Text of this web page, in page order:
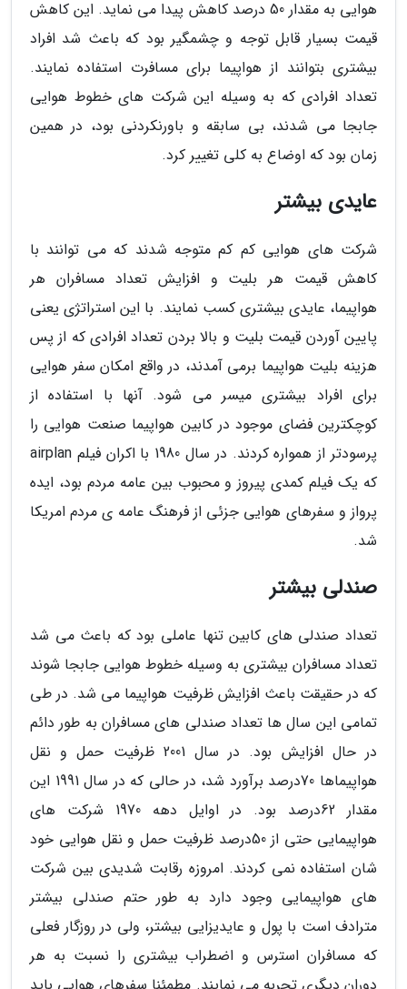
هوایی به مقدار 50 درصد کاهش پیدا می نماید. این کاهش
قیمت بسیار قابل توجه و چشمگیر بود که باعث شد افراد
بیشتری بتوانند از هواپیما برای مسافرت استفاده نمایند.
تعداد افرادی که به وسیله این شرکت های خطوط هوایی
جابجا می شدند، بی سابقه و باورنکردنی بود، در همین
زمان بود که اوضاع به کلی تغییر کرد.
عایدی بیشتر
شرکت های هوایی کم کم متوجه شدند که می توانند با
کاهش قیمت هر بلیت و افزایش تعداد مسافران هر
هواپیما، عایدی بیشتری کسب نمایند. با این استراتژی یعنی
پایین آوردن قیمت بلیت و بالا بردن تعداد افرادی که از پس
هزینه بلیت هواپیما برمی آمدند، در واقع امکان سفر هوایی
برای افراد بیشتری میسر می شود. آنها با استفاده از
کوچکترین فضای موجود در کابین هواپیما صنعت هوایی را
پرسودتر از همواره کردند. در سال 1980 با اکران فیلم airplan
که یک فیلم کمدی پیروز و محبوب بین عامه مردم بود، ایده
پرواز و سفرهای هوایی جزئی از فرهنگ عامه ی مردم امریکا
شد.
صندلی بیشتر
تعداد صندلی های کابین تنها عاملی بود که باعث می شد
تعداد مسافران بیشتری به وسیله خطوط هوایی جابجا شوند
که در حقیقت باعث افزایش ظرفیت هواپیما می شد. در طی
تمامی این سال ها تعداد صندلی های مسافران به طور دائم
در حال افزایش بود. در سال 2001 ظرفیت حمل و نقل
هواپیماها 70درصد برآورد شد، در حالی که در سال 1991 این
مقدار 62درصد بود. در اوایل دهه 1970 شرکت های
هواپیمایی حتی از 50درصد ظرفیت حمل و نقل هوایی خود
شان استفاده نمی کردند. امروزه رقابت شدیدی بین شرکت
های هواپیمایی وجود دارد به طور حتم صندلی بیشتر
مترادف است با پول و عایدیزایی بیشتر، ولی در روزگار فعلی
که مسافران استرس و اضطراب بیشتری را نسبت به هر